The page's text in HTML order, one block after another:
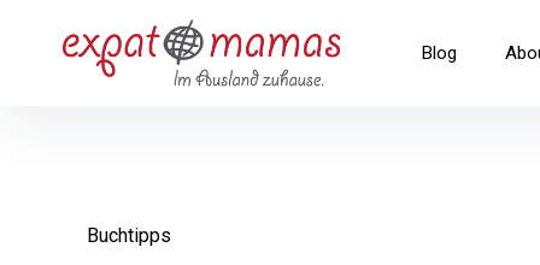
überspringenExpatmamas – im AuslandBlog
Buchtipps